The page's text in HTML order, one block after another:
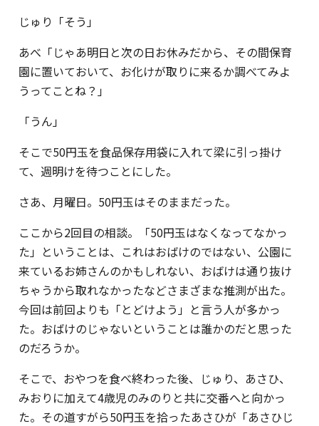
じゅり「そう」
あべ「じゃあ明日と次の日お休みだから、その間保育
園に置いておいて、お化けが取りに来るか調べてみよ
うってことね？」
「うん」
そこで50円玉を食品保存用袋に入れて梁に引っ掛け
て、週明けを待つことにした。
さあ、月曜日。50円玉はそのままだった。
ここから2回目の相談。「50円玉はなくなってなかっ
た」ということは、これはおばけのではない、公園に
来ているお姉さんのかもしれない、おばけは通り抜け
ちゃうから取れなかったなどさまざまな推測が出た。
今回は前回よりも「とどけよう」と言う人が多かっ
た。おばけのじゃないということは誰かのだと思った
のだろうか。
そこで、おやつを食べ終わった後、じゅり、あさひ、
みおりに加えて4歳児のみのりと共に交番へと向かっ
た。その道すがら50円玉を拾ったあさひが「あさひじ